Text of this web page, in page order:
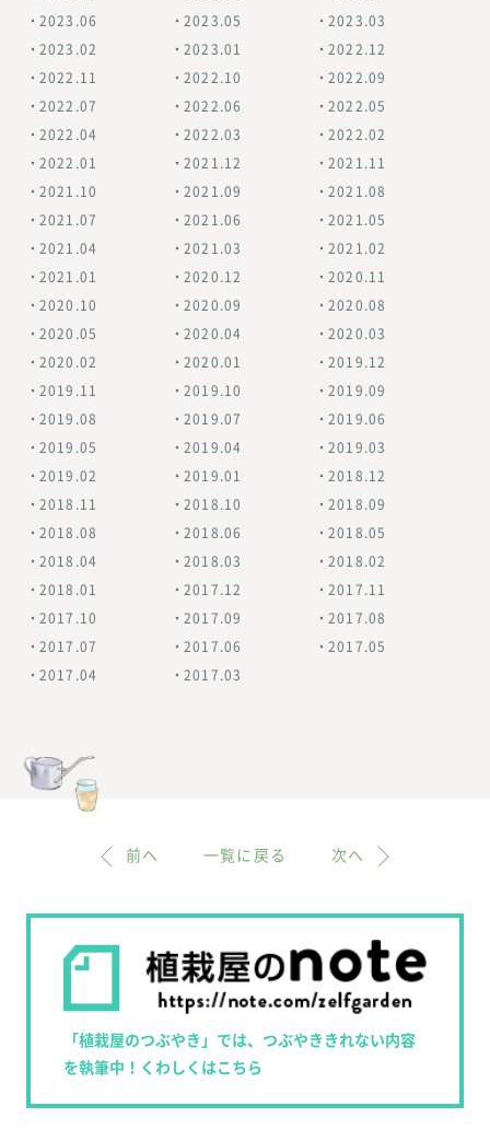
2023.06 2023.05 2023.03
2023.02 2023.01 2022.12
2022.11 2022.10 2022.09
2022.07 2022.06 2022.05
2022.04 2022.03 2022.02
2022.01 2021.12 2021.11
2021.10 2021.09 2021.08
2021.07 2021.06 2021.05
2021.04 2021.03 2021.02
2021.01 2020.12 2020.11
2020.10 2020.09 2020.08
2020.05 2020.04 2020.03
2020.02 2020.01 2019.12
2019.11 2019.10 2019.09
2019.08 2019.07 2019.06
2019.05 2019.04 2019.03
2019.02 2019.01 2018.12
2018.11 2018.10 2018.09
2018.08 2018.06 2018.05
2018.04 2018.03 2018.02
2018.01 2017.12 2017.11
2017.10 2017.09 2017.08
2017.07 2017.06 2017.05
2017.04 2017.03
前へ 一覧に戻る 次へ
「植栽屋のつぶやき」では、つぶやききれない内容
を執筆中！くわしくはこちら